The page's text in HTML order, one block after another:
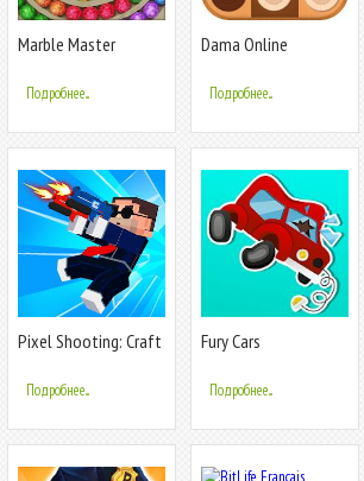
Marble Master
Подробнее...
Dama Online
Подробнее...
Pixel Shooting: Craft
Подробнее...
Fury Cars
Подробнее...